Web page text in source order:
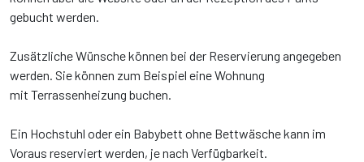
gebucht werden.
Zusätzliche Wünsche können bei der Reservierung angegeben
werden. Sie können zum Beispiel eine Wohnung
mit Terrassenheizung buchen.
Ein Hochstuhl oder ein Babybett ohne Bettwäsche kann im
Voraus reserviert werden, je nach Verfügbarkeit.